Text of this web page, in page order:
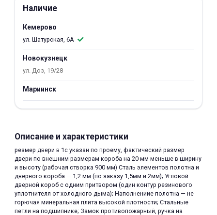
Наличие
Кемерово
ул. Шатурская, 6А
Новокузнецк
ул. Доз, 19/28
Мариинск
Описание и характеристики
резмер двери в 1с указан по проему, фактический размер
двери по внешним размерам короба на 20 мм меньше в ширину
и высоту (рабочая створка 900 мм) Сталь элементов полотна и
дверного короба — 1,2 мм (по заказу 1,5мм и 2мм); Угловой
дверной короб с одним притвором (один контур резинового
уплотнителя от холодного дыма); Наполнениие полотна — не
горючая минеральная плита высокой плотности; Стальные
петли на подшипнике; Замок противопожарный, ручка на
об оплате Плайтом